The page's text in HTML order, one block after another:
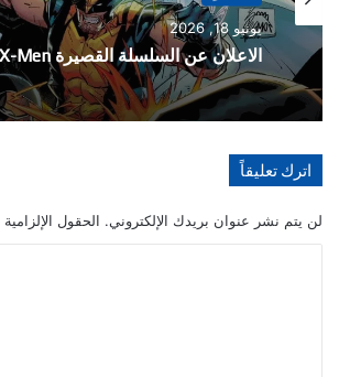
الأخبار
يونيو 18, 2026
الاعلان عن السلسلة القصيرة Alien Vs. X-Men
مايو 21, 2026
Amazing Spider-Man
اترك تعليقاً
لن يتم نشر عنوان بريدك الإلكتروني. الحقول